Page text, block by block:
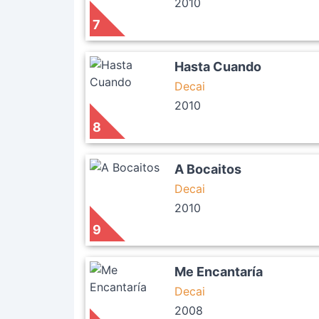
7
2010
8
Hasta Cuando
Decai
2010
9
A Bocaitos
Decai
2010
Me Encantaría
Decai
2008